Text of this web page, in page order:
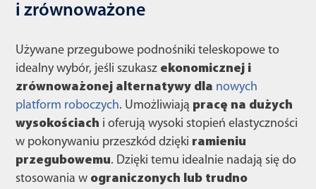
i zrównoważone
Używane przegubowe podnośniki teleskopowe to
idealny wybór, jeśli szukasz ekonomicznej i
zrównoważonej alternatywy dla nowych
platform roboczych. Umożliwiają pracę na dużych
wysokościach i oferują wysoki stopień elastyczności
w pokonywaniu przeszkód dzięki ramieniu
przegubowemu. Dzięki temu idealnie nadają się do
stosowania w ograniczonych lub trudno